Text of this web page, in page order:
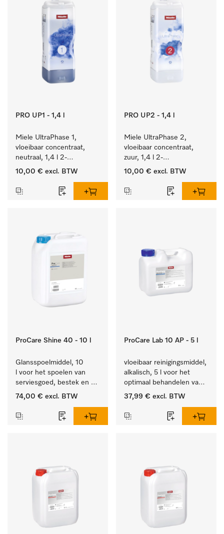
PRO UP1 - 1,4 l
Miele UltraPhase 1,
vloeibaar concentraat,
neutraal, 1,4 l 2-
componentenwasmiddel
wasgoed.
10,00 € excl. BTW
PRO UP2 - 1,4 l
Miele UltraPhase 2,
vloeibaar concentraat,
zuur, 1,4 l 2-
componentenwasmiddel
wasgoed.
10,00 € excl. BTW
ProCare Shine 40 - 10 l
Glansspoelmiddel, 10
l voor het spoelen van
serviesgoed, bestek en
ideaal voor glazen.
74,00 € excl. BTW
ProCare Lab 10 AP - 5 l
vloeibaar reinigingsmiddel,
alkalisch, 5 l voor het
optimaal behandelen van
laboratoriumhulpstukken.
37,99 € excl. BTW